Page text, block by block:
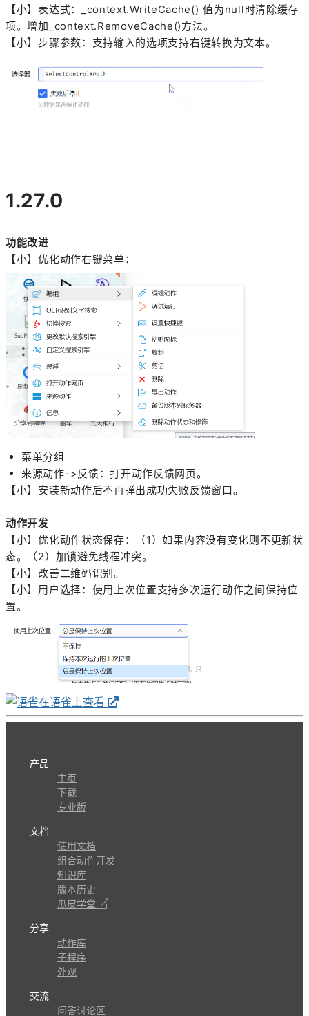
【小】表达式：_context.WriteCache() 值为null时清除缓存
项。增加_context.RemoveCache()方法。
【小】步骤参数：支持输入的选项支持右键转换为文本。
1.27.0
功能改进
【小】优化动作右键菜单：
菜单分组
来源动作->反馈：打开动作反馈网页。
【小】安装新动作后不再弹出成功失败反馈窗口。
动作开发
【小】优化动作状态保存：（1）如果内容没有变化则不更新状
态。（2）加锁避免线程冲突。
【小】改善二维码识别。
【小】用户选择：使用上次位置支持多次运行动作之间保持位
置。
在语雀上查看
产品
主页
下载
专业版
文档
使用文档
组合动作开发
知识库
版本历史
瓜皮学堂
分享
动作库
子程序
外观
交流
问答讨论区